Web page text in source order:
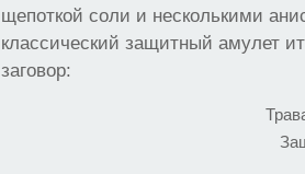
щепоткой соли и несколькими
классический защитный амулет
заговор: